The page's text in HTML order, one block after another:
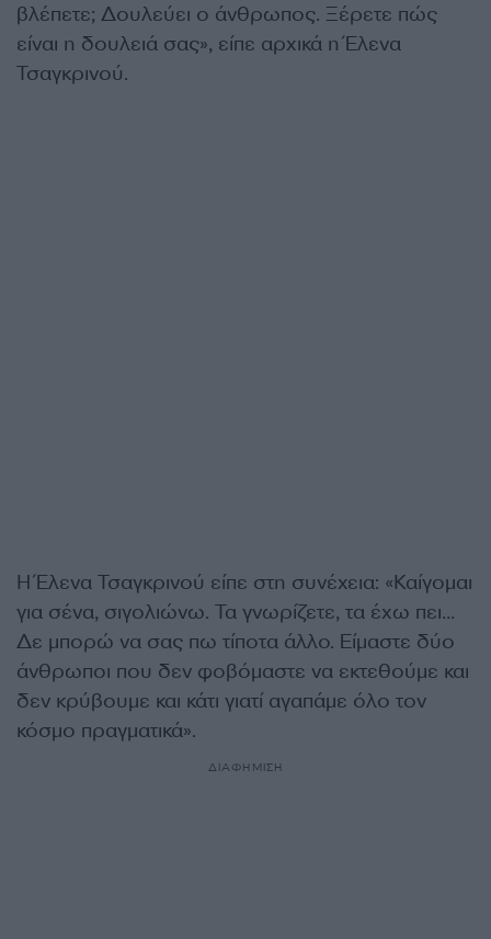
βλέπετε; Δουλεύει ο άνθρωπος. Ξέρετε πώς
είναι η δουλειά σας», είπε αρχικά η Έλενα
Τσαγκρινού.
Η Έλενα Τσαγκρινού είπε στη συνέχεια: «Καίγομαι
για σένα, σιγολιώνω. Τα γνωρίζετε, τα έχω πει…
Δε μπορώ να σας πω τίποτα άλλο. Είμαστε δύο
άνθρωποι που δεν φοβόμαστε να εκτεθούμε και
δεν κρύβουμε και κάτι γιατί αγαπάμε όλο τον
κόσμο πραγματικά».
ΔΙΑΦΗΜΙΣΗ